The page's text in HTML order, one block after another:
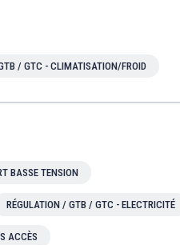
/ GTC - CLIMATISATION/FROID
BASSE TENSION
RÉGULATION / GTB / GTC - ELECTRICITÉ
ACCÈS